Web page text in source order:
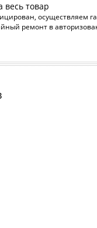
весь товар
осуществляем
ремонт в